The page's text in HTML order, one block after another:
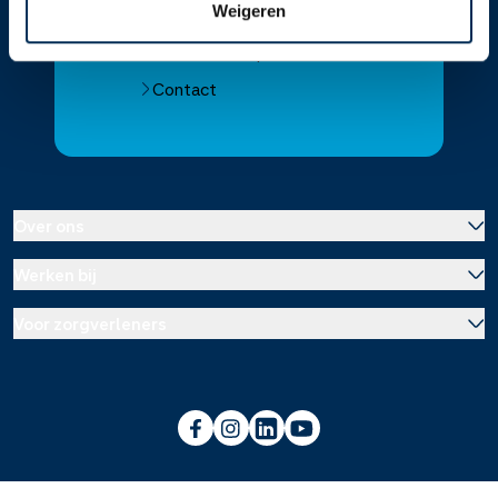
Weigeren
Download de app 📲
Alle Service Apotheken
Contact
Franchise informatie
Voorlichting scholen